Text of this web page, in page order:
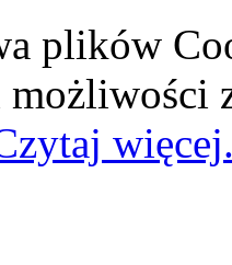
plików